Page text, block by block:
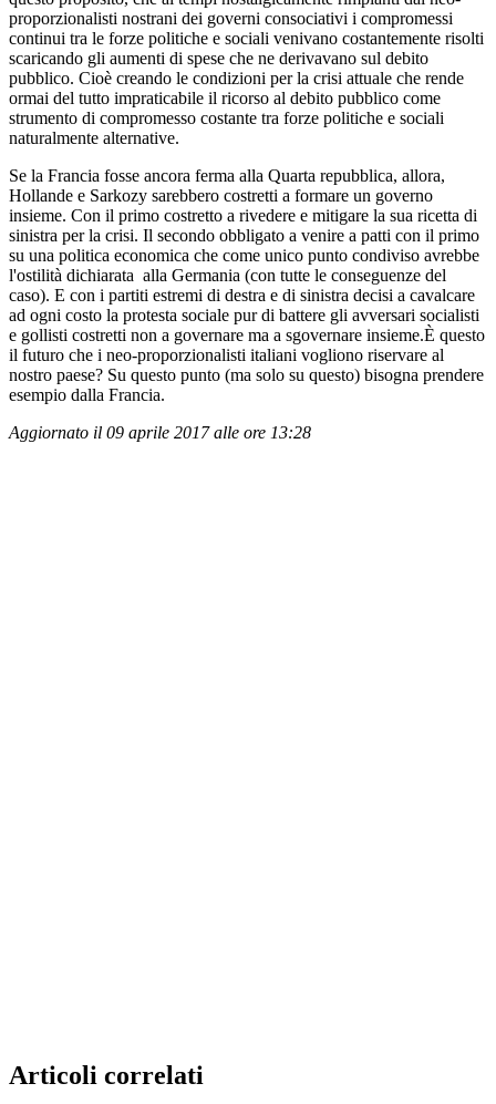
proporzionalisti nostrani dei governi consociativi i compromessi
continui tra le forze politiche e sociali venivano costantemente risolti
scaricando gli aumenti di spese che ne derivavano sul debito
pubblico. Cioè creando le condizioni per la crisi attuale che rende
ormai del tutto impraticabile il ricorso al debito pubblico come
strumento di compromesso costante tra forze politiche e sociali
naturalmente alternative.
Se la Francia fosse ancora ferma alla Quarta repubblica, allora,
Hollande e Sarkozy sarebbero costretti a formare un governo
insieme. Con il primo costretto a rivedere e mitigare la sua ricetta di
sinistra per la crisi. Il secondo obbligato a venire a patti con il primo
su una politica economica che come unico punto condiviso avrebbe
l'ostilità dichiarata alla Germania (con tutte le conseguenze del
caso). E con i partiti estremi di destra e di sinistra decisi a cavalcare
ad ogni costo la protesta sociale pur di battere gli avversari socialisti
e gollisti costretti non a governare ma a sgovernare insieme.È questo
il futuro che i neo-proporzionalisti italiani vogliono riservare al
nostro paese? Su questo punto (ma solo su questo) bisogna prendere
esempio dalla Francia.
Aggiornato il 09 aprile 2017 alle ore 13:28
Articoli correlati